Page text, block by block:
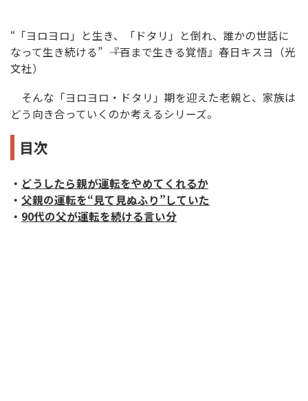
“「ヨロヨロ」と生き、「ドタリ」と倒れ、誰かの世話に
なって生き続ける” ――『百まで生きる覚悟』春日キスヨ（光
文社）
そんな「ヨロヨロ・ドタリ」期を迎えた老親と、家族は
どう向き合っていくのか考えるシリーズ。
目次
・ どうしたら親が運転をやめてくれるか
・ 父親の運転を“見て見ぬふり”していた
・ 90代の父が運転を続ける言い分